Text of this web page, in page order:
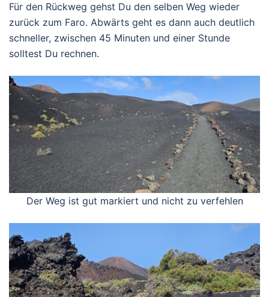
Für den Rückweg gehst Du den selben Weg wieder
zurück zum Faro. Abwärts geht es dann auch deutlich
schneller, zwischen 45 Minuten und einer Stunde
solltest Du rechnen.
Der Weg ist gut markiert und nicht zu verfehlen